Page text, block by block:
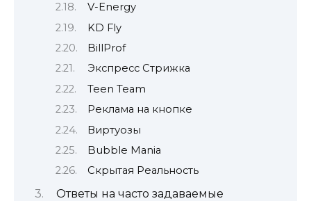
V-Energy
KD Fly
BillProf
Экспресс Стрижка
Teen Team
Реклама на кнопке
Виртуозы
Bubble Mania
Скрытая Реальность
Ответы на часто задаваемые